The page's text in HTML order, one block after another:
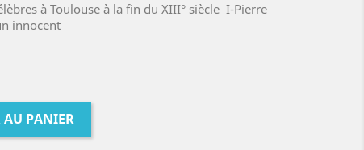
à Toulouse à la fin du XIII° siècle I-Pierre
innocent
AU PANIER